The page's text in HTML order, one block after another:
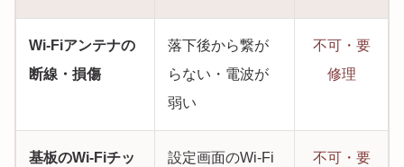
Wi-Fiアンテナの
断線・損傷
落下後から繋が
らない・電波が
弱い
不可・要
修理
基板のWi-Fiチッ
設定画面のWi-Fi
不可・要